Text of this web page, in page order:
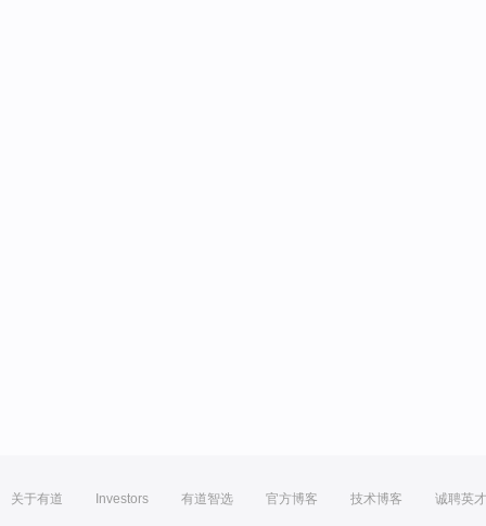
关于有道 Investors 有道智选 官方博客 技术博客 诚聘英才